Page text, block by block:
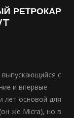
РЕТРОКАР
выпускающийся с
и впервые
лет основой для
же Micra), но в